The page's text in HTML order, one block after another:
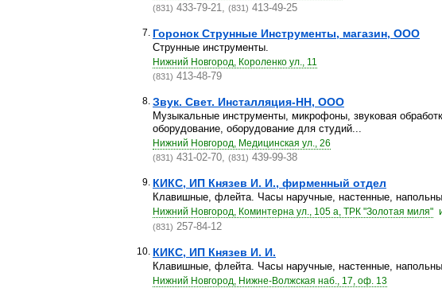
(831) 433-79-21, (831) 413-49-25
7. Горонок Струнные Инструменты, магазин, ООО
Струнные инструменты.
Нижний Новгород, Короленко ул., 11
(831) 413-48-79
8. Звук. Свет. Инсталляция-НН, ООО
Музыкальные инструменты, микрофоны, звуковая
оборудование, оборудование для студий...
Нижний Новгород, Медицинская ул., 26
(831) 431-02-70, (831) 439-99-38
9. КИКС, ИП Князев И. И., фирменный отдел
Клавишные, флейта. Часы наручные, настенные,
Нижний Новгород, Коминтерна ул., 105 а, ТРК "Золотая миля"
(831) 257-84-12
10. КИКС, ИП Князев И. И.
Клавишные, флейта. Часы наручные, настенные,
Нижний Новгород, Нижне-Волжская наб., 17, оф. 13